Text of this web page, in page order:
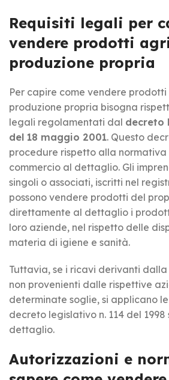
Requisiti legali per
vendere prodotti
produzione propria
Per capire come vendere
produzione propria bisogna
legali regolamentati dal decreto
del 18 maggio 2001. Questo
procedure rispetto alla normativa
commercio al dettaglio. Gli
singoli o associati, iscritti nel
possono vendere prodotti del
direttamente al dettaglio i
loro aziende, nel rispetto delle
materia di igiene e sanità.
Tuttavia, se i ricavi derivanti
non provenienti dalle rispettive
determinate soglie, si applicano
decreto legislativo n. 114 del
dettaglio.
Autorizzazioni e